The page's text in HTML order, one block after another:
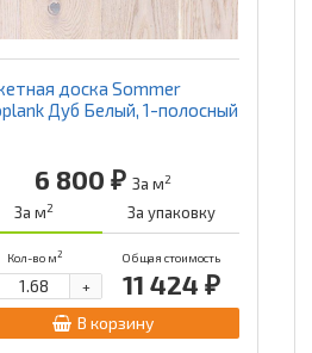
доска Sommer
Дуб Белый, 1-полосный
6 800 ₽ За м2
За м2 За упаковку
Кол-во м2 Общая стоимость
11 424 ₽
+
В корзину